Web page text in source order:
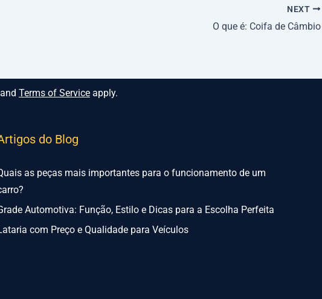
NEXT
O que é: Coifa de Câmbio
and Terms of Service apply.
do Blog
as peças mais importantes para o funcionamento de um
Automotiva: Função, Estilo e Dicas para a Escolha Perfeita
com Preço e Qualidade para Veículos